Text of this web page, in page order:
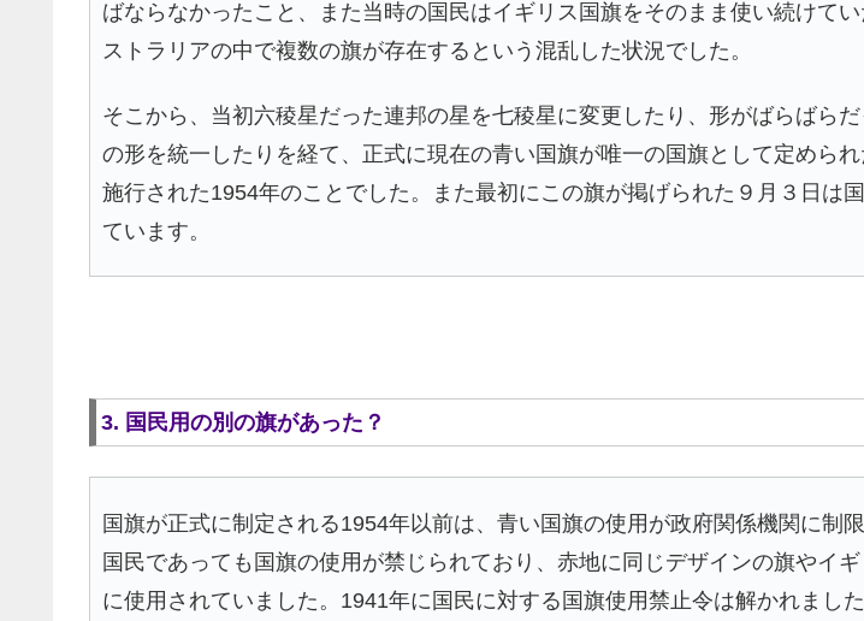
ばならなかったこと、また当時の国民はイギリス国旗をそのまま使い続けて
ストラリアの中で複数の旗が存在するという混乱した状況でした。
そこから、当初六稜星だった連邦の星を七稜星に変更したり、形がばらばら
の形を統一したりを経て、正式に現在の青い国旗が唯一の国旗として定めら
施行された1954年のことでした。また最初にこの旗が掲げられた９月３日は
ています。
3. 国民用の別の旗があった？
国旗が正式に制定される1954年以前は、青い国旗の使用が政府関係機関に制限
国民であっても国旗の使用が禁じられており、赤地に同じデザインの旗やイ
に使用されていました。1941年に国民に対する国旗使用禁止令は解かれまし